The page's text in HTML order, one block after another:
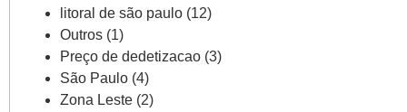
litoral de são paulo (12)
Outros (1)
Preço de dedetizacao (3)
São Paulo (4)
Zona Leste (2)